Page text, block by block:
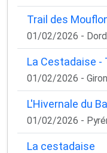
Trail des
01/02/2026 -
La Cestadaise -
01/02/2026 -
L'Hivernale du
01/02/2026 -
La cestadaise